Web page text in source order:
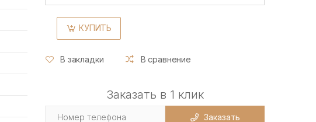
КУПИТЬ
В закладки В сравнение
Заказать в 1 клик
Заказать